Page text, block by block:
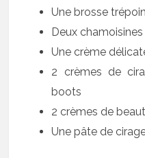
Une brosse
Deux chamoisines
Une crème
2 crèmes de
boots
2 crèmes de
Une pâte de